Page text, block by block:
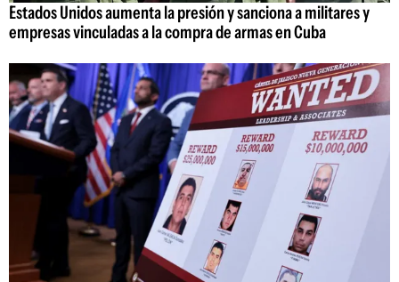
Estados Unidos aumenta la presión y sanciona a militares y
empresas vinculadas a la compra de armas en Cuba